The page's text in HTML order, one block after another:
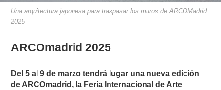
Una arquitectura japonesa para traspasar los muros de ARCOMadrid
2025
ARCOmadrid 2025
Del 5 al 9 de marzo tendrá lugar una nueva edición
de ARCOmadrid, la Feria Internacional de Arte